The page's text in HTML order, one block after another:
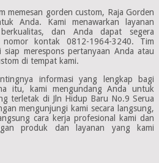
memesan gorden custom, Raja Gorden
Anda. Kami menawarkan layanan
dan Anda dapat segera
nomor kontak 0812-1964-3240. Tim
siap merespons pertanyaan Anda atau
di tempat kami.
informasi yang lengkap bagi
itu, kami mengundang Anda untuk
terletak di Jln Hidup Baru No.9 Serua
mengunjungi kami secara langsung,
cara kerja profesional kami dan
produk dan layanan yang kami